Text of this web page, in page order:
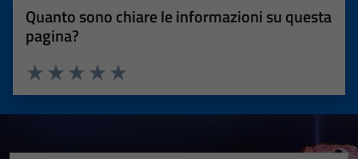
Quanto sono chiare le informazioni su questa
pagina?
Valuta 5 stelle su 5
Valuta 4 stelle su 5
Valuta 3 stelle su 5
Valuta 2 stelle su 5
Valuta 1 stelle su 5